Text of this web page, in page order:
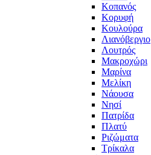
Κοπανός
Κορυφή
Κουλούρα
Λιανόβεργιο
Λουτρός
Μακροχώρι
Μαρίνα
Μελίκη
Νάουσα
Νησί
Πατρίδα
Πλατύ
Ριζώματα
Τρίκαλα